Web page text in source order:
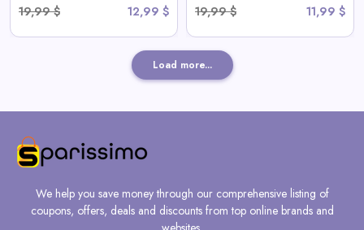
19,99 $
12,99 $
19,99 $
11,99 $
Load more...
We help you save money through our comprehensive listing of
coupons, offers, deals and discounts from top online brands and